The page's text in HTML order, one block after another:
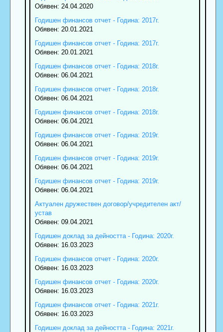
Обявен: 24.04.2020
Годишен финансов отчет - Година: 2017г.
Обявен: 20.01.2021
Годишен финансов отчет - Година: 2017г.
Обявен: 20.01.2021
Годишен финансов отчет - Година: 2018г.
Обявен: 06.04.2021
Годишен финансов отчет - Година: 2018г.
Обявен: 06.04.2021
Годишен финансов отчет - Година: 2018г.
Обявен: 06.04.2021
Годишен финансов отчет - Година: 2019г.
Обявен: 06.04.2021
Годишен финансов отчет - Година: 2019г.
Обявен: 06.04.2021
Годишен финансов отчет - Година: 2019г.
Обявен: 06.04.2021
Актуален дружествен договор/учредителен акт/
устав
Обявен: 09.04.2021
Годишен доклад за дейността - Година: 2020г.
Обявен: 16.03.2023
Годишен финансов отчет - Година: 2020г.
Обявен: 16.03.2023
Годишен финансов отчет - Година: 2020г.
Обявен: 16.03.2023
Годишен финансов отчет - Година: 2021г.
Обявен: 16.03.2023
Годишен доклад за дейността - Година: 2021г.